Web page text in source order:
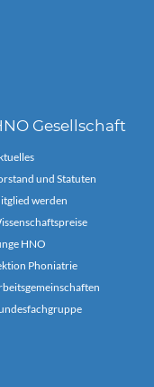
Gesellschaft
und Statuten
werden
HNO
Phoniatrie